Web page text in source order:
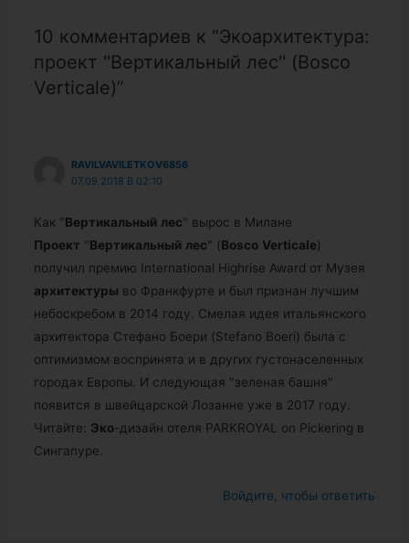
10 комментариев к “Экоархитектура:
проект ''Вертикальный лес'' (Bosco
Verticale)”
RAVILVAVILETKOV6856
07.09.2018 В 02:10
Как " Вертикальный лес" вырос в Милане
Проект " Вертикальный лес" (Bosco Verticale)
получил премию International Highrise Award от Музея
архитектуры во Франкфурте и был признан лучшим
небоскребом в 2014 году. Смелая идея итальянского
архитектора Стефано Боери (Stefano Boeri) была с
оптимизмом воспринята и в других густонаселенных
городах Европы. И следующая "зеленая башня"
появится в швейцарской Лозанне уже в 2017 году.
Читайте: Эко-дизайн отеля PARKROYAL on Pickering в
Сингапуре.
Войдите, чтобы ответить